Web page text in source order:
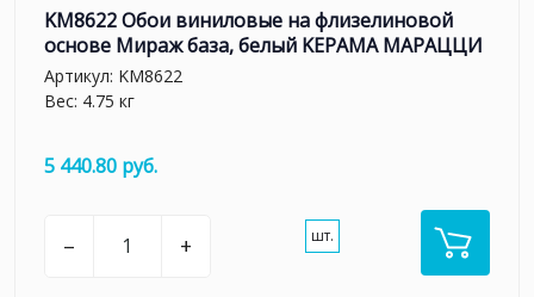
KM8622 Обои виниловые на флизелиновой
основе Мираж база, белый KЕРАМА МАРАЦЦИ
Артикул: KM8622
Вес: 4.75 кг
5 440.80 руб.
– + шт.